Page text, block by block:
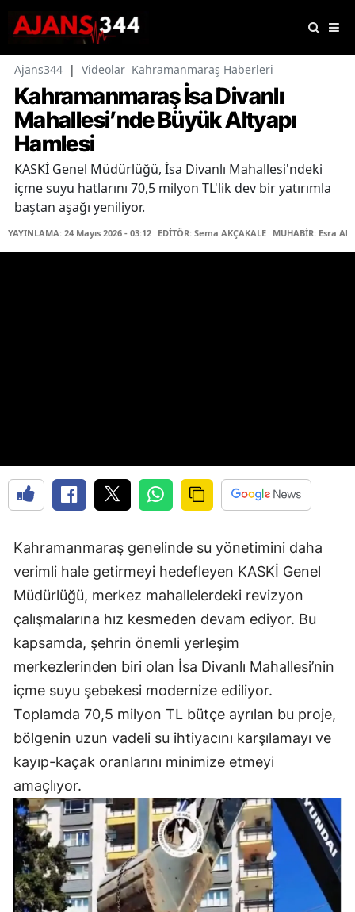
Ajans344 | Videolar Kahramanmaraş Haberleri
Kahramanmaraş İsa Divanlı
Mahallesi’nde Büyük Altyapı
Hamlesi
KASKİ Genel Müdürlüğü, İsa Divanlı Mahallesi'ndeki
içme suyu hatlarını 70,5 milyon TL'lik dev bir yatırımla
baştan aşağı yeniliyor.
YAYINLAMA: 24 Mayıs 2026 - 03:12 EDİTÖR: Sema AKÇAKALE MUHABİR: Esra
Kahramanmaraş genelinde su yönetimini daha
verimli hale getirmeyi hedefleyen KASKİ Genel
Müdürlüğü, merkez mahallelerdeki revizyon
çalışmalarına hız kesmeden devam ediyor. Bu
kapsamda, şehrin önemli yerleşim
merkezlerinden biri olan İsa Divanlı Mahallesi’nin
içme suyu şebekesi modernize ediliyor.
Toplamda 70,5 milyon TL bütçe ayrılan bu proje,
bölgenin uzun vadeli su ihtiyacını karşılamayı ve
kayıp-kaçak oranlarını minimize etmeyi
amaçlıyor.